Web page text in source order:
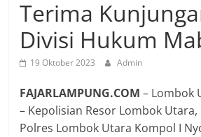
Terima
Divisi Hukum
19 Oktober 2023 Admin
FAJARLAMPUNG.COM – Lombok
– Kepolisian Resor Lombok Utara,
Polres Lombok Utara Kompol I